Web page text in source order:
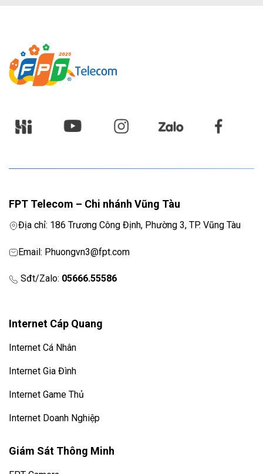
FPT Telecom – Chi nhánh Vũng Tàu
Địa chỉ: 186 Trương Công Định, Phường 3, TP. Vũng Tàu
Email: Phuongvn3@fpt.com
Sđt/Zalo: 05666.55586
Internet Cáp Quang
Internet Cá Nhân
Internet Gia Đình
Internet Game Thủ
Internet Doanh Nghiệp
Giám Sát Thông Minh